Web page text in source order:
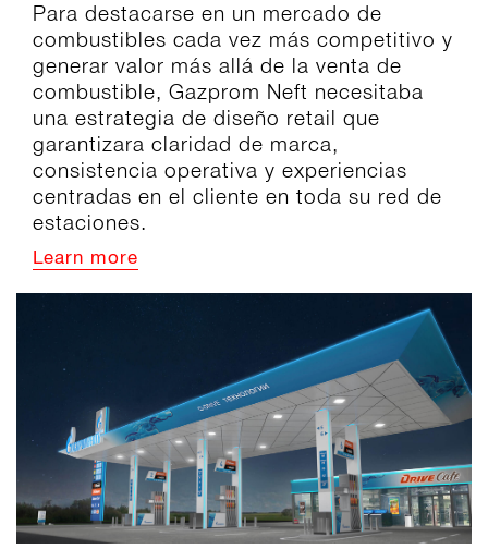
Para destacarse en un mercado de
combustibles cada vez más competitivo y
generar valor más allá de la venta de
combustible, Gazprom Neft necesitaba
una estrategia de diseño retail que
garantizara claridad de marca,
consistencia operativa y experiencias
centradas en el cliente en toda su red de
estaciones.
Learn more